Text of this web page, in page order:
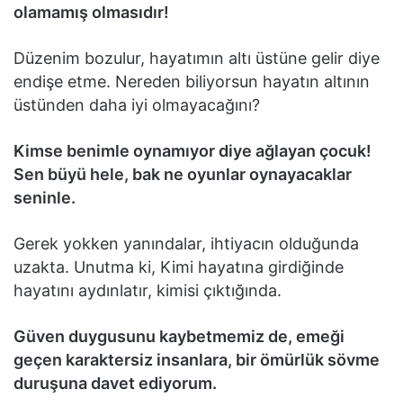
olamamış olmasıdır!
Düzenim bozulur, hayatımın altı üstüne gelir diye
endişe etme. Nereden biliyorsun hayatın altının
üstünden daha iyi olmayacağını?
Kimse benimle oynamıyor diye ağlayan çocuk!
Sen büyü hele, bak ne oyunlar oynayacaklar
seninle.
Gerek yokken yanındalar, ihtiyacın olduğunda
uzakta. Unutma ki, Kimi hayatına girdiğinde
hayatını aydınlatır, kimisi çıktığında.
Güven duygusunu kaybetmemiz de, emeği
geçen karaktersiz insanlara, bir ömürlük sövme
duruşuna davet ediyorum.